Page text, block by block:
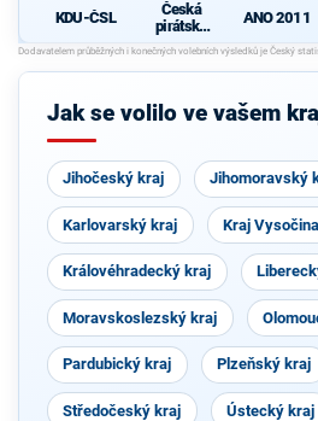
KDU-ČSL
Česká
pirátská
strana
ANO 2011
Jak se volilo ve vašem
Jihočeský kraj Jihomoravský
Karlovarský kraj Kraj Vysočina
Královéhradecký kraj
Moravskoslezský kraj
Pardubický kraj Plzeňský kraj
Středočeský kraj Ústecký kraj